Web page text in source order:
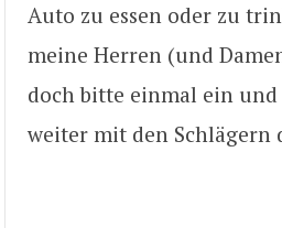
Auto zu essen oder zu
meine Herren (und
doch bitte einmal ein und
weiter mit den Schlägern